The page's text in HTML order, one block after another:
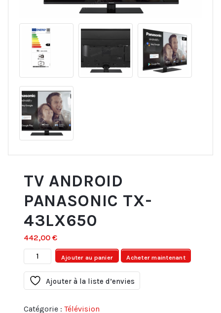
TV ANDROID
PANASONIC TX-
43LX650
442,00 €
quantité
de
TV
ANDROID
Ajouter au panier Acheter maintenant
Ajouter à la liste d’envies
Catégorie : Télévision